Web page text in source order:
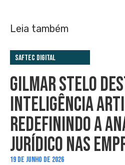
Leia também
Saftec Digital
GILMAR STELO
INTELIGÊNCIA
REDEFININDO A
JURÍDICO NAS
19 DE JUNHO DE 2026